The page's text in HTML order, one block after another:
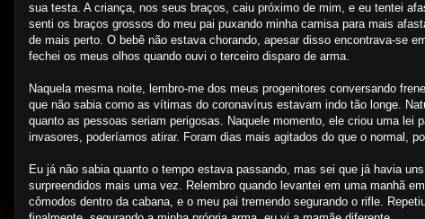
sua testa. A criança, nos seus braços, caiu próximo de mim, e eu tentei
senti os braços grossos do meu pai puxando minha camisa para mais
de mais perto. O bebê não estava chorando, apesar disso encontrava-se
fechei os meus olhos quando ouvi o terceiro disparo de arma.
Naquela mesma noite, lembro-me dos meus progenitores conversando
que não sabia como as vítimas do coronavírus estavam indo tão longe.
quanto as pessoas seriam perigosas. Naquele momento, ele criou uma lei
invasores, poderíamos atirar. Foram dias mais agitados do que o normal,
Eu já não sabia quanto o tempo estava passando, mas sei que já havia
surpreendidos mais uma vez. Relembro quando levantei em uma manhã
cômodos dentro da cabana, e o meu pai tremendo segurando o rifle.